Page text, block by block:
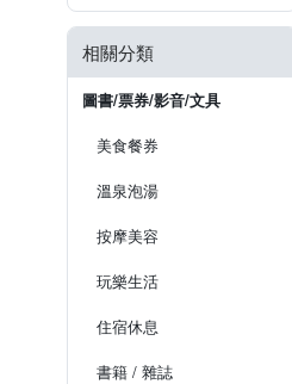
相關分類
圖書/票券/影音/文具
美食餐券
溫泉泡湯
按摩美容
玩樂生活
住宿休息
書籍 / 雜誌